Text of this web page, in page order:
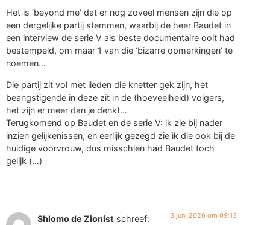
Het is ‘beyond me’ dat er nog zoveel mensen zijn die op
een dergelijke partij stemmen, waarbij de heer Baudet in
een interview de serie V als beste documentaire ooit had
bestempeld, om maar 1 van die ‘bizarre opmerkingen’ te
noemen…
Die partij zit vol met lieden die knetter gek zijn, het
beangstigende in deze zit in de (hoeveelheid) volgers,
het zijn er meer dan je denkt…
Terugkomend op Baudet en de serie V: ik zie bij nader
inzien gelijkenissen, en eerlijk gezegd zie ik die ook bij de
huidige voorvrouw, dus misschien had Baudet toch
gelijk (…)
Shlomo de Zionist schreef: 3 juni 2026 om 09:13